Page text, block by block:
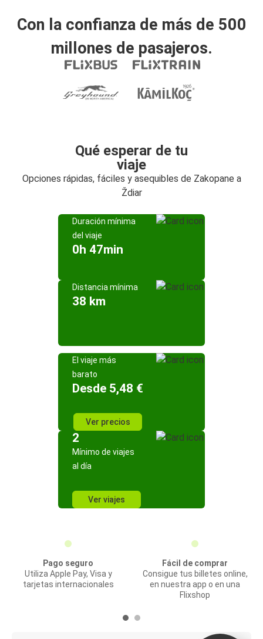
Con la confianza de más de 500
millones de pasajeros.
Qué esperar de tu
viaje
Opciones rápidas, fáciles y asequibles de Zakopane a
Ždiar
Duración mínima
del viaje
0h 47min
Distancia mínima
38 km
El viaje más
barato
Desde 5,48 €
Ver precios
2
Mínimo de viajes
al día
Ver viajes
Pago seguro
Utiliza Apple Pay, Visa y
tarjetas internacionales
Fácil de comprar
Consigue tus billetes online,
en nuestra app o en una
Flixshop